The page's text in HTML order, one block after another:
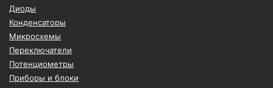
Диоды
Конденсаторы
Микросхемы
Переключатели
Потенциометры
Приборы и блоки